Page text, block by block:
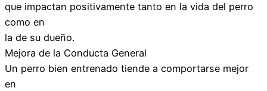
que impactan positivamente tanto en la vida del perro
como en
la de su dueño.
Mejora de la Conducta General
Un perro bien entrenado tiende a comportarse mejor
en